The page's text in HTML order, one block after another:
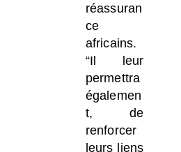
réassuran
ce
africains.
“Il leur
permettra
égalemen
t, de
renforcer
leurs liens